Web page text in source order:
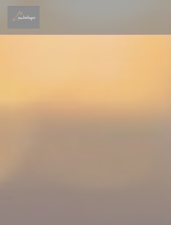
Personnalisation de vos choix en matière de cookies